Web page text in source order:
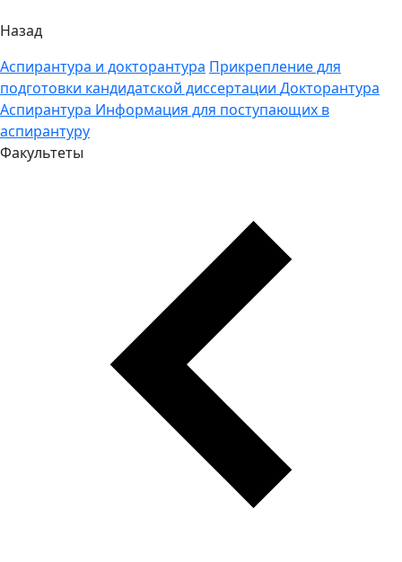
Назад
Аспирантура и докторантура Прикрепление для
подготовки кандидатской диссертации Докторантура
Аспирантура Информация для поступающих в
аспирантуру
Факультеты